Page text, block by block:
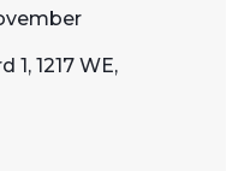
1217 WE,